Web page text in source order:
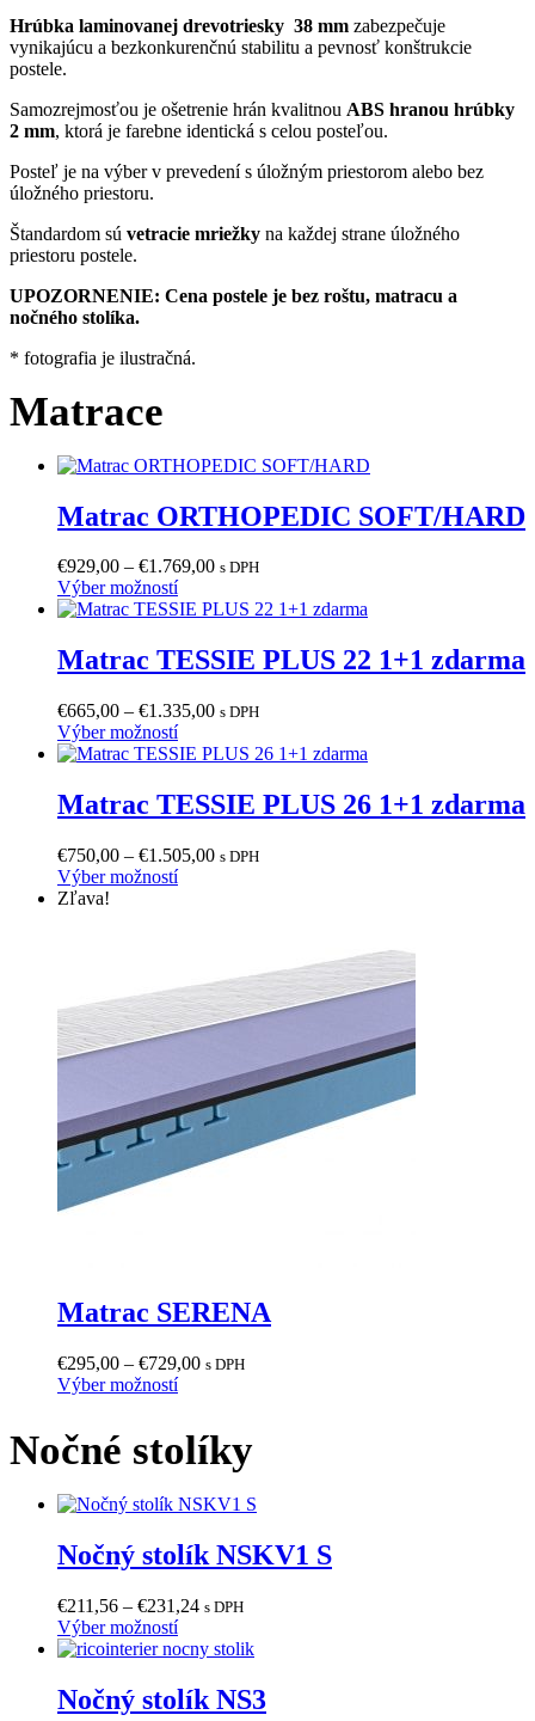
Hrúbka laminovanej drevotriesky 38 mm zabezpečuje
vynikajúcu a bezkonkurenčnú stabilitu a pevnosť konštrukcie
postele.
Samozrejmosťou je ošetrenie hrán kvalitnou ABS hranou hrúbky
2 mm, ktorá je farebne identická s celou posteľou.
Posteľ je na výber v prevedení s úložným priestorom alebo bez
úložného priestoru.
Štandardom sú vetracie mriežky na každej strane úložného
priestoru postele.
UPOZORNENIE: Cena postele je bez roštu, matracu a
nočného stolíka.
* fotografia je ilustračná.
Matrace
Matrac ORTHOPEDIC SOFT/HARD
€929,00 – €1.769,00Price
€929,00
€1.769,00
s DPH
Výber možnostíTento
produkt
viacero
variantov.
si
môžete
vybrať
stránke
produktu.
Matrac TESSIE PLUS 22 1+1 zdarma
€665,00 – €1.335,00Price
€665,00
€1.335,00
s DPH
Výber možnostíTento
produkt
viacero
variantov.
si
môžete
Matrac TESSIE PLUS 26 1+1 zdarma
€750,00 – €1.505,00Price
s DPH
Výber možnostíTento
Možnosti
si
môžete
stránke
produktu.
Zľava!
Matrac SERENA
€295,00 – €729,00Price
€729,00
s DPH
Výber možnostíTento
viacero
variantov.
si
vybrať
stránke
produktu.
Nočné stolíky
Nočný stolík NSKV1 S
€211,56 – €231,24Price
€211,56
€231,24
s DPH
Výber možnostíTento
produkt
viacero
variantov.
Nočný stolík NS3